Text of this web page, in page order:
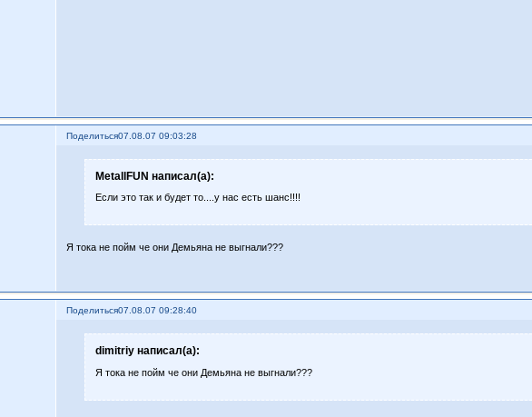
Поделиться07.08.07 09:03:28
MetallFUN написал(а):
Если это так и будет то....у нас есть шанс!!!!
Я тока не пойм че они Демьяна не выгнали???
Поделиться07.08.07 09:28:40
dimitriy написал(а):
Я тока не пойм че они Демьяна не выгнали???